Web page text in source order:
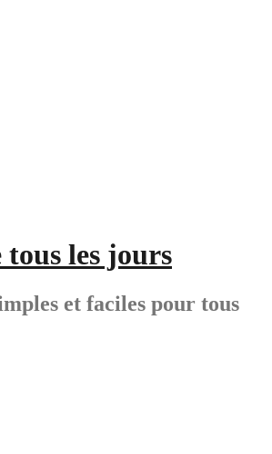
tous les jours
et faciles pour tous